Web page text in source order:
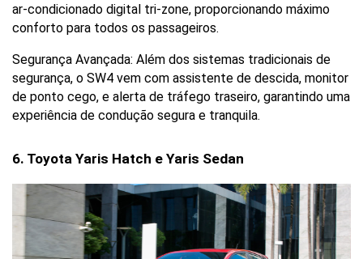
ar-condicionado digital tri-zone, proporcionando máximo
conforto para todos os passageiros.
Segurança Avançada: Além dos sistemas tradicionais de
segurança, o SW4 vem com assistente de descida, monitor
de ponto cego, e alerta de tráfego traseiro, garantindo uma
experiência de condução segura e tranquila.
6. Toyota Yaris Hatch e Yaris Sedan